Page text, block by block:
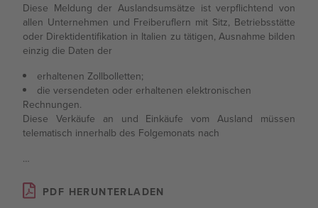
Diese Meldung der Auslandsumsätze ist verpflichtend von
allen Unternehmen und Freiberuflern mit Sitz, Betriebsstätte
oder Direktidentifikation in Italien zu tätigen, Ausnahme bilden
einzig die Daten der
erhaltenen Zollbolletten;
die versendeten oder erhaltenen elektronischen
Rechnungen.
Diese Verkäufe an und Einkäufe vom Ausland müssen
telematisch innerhalb des Folgemonats nach
…
PDF HERUNTERLADEN